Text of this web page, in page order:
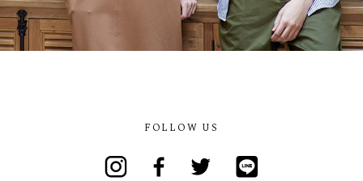
FOLLOW US